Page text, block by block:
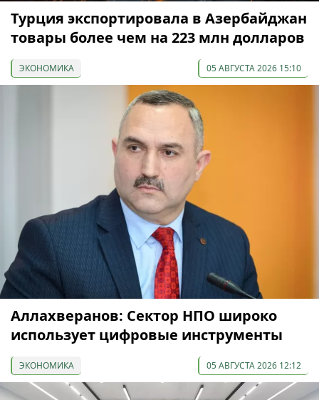
Турция экспортировала в Азербайджан
товары более чем на 223 млн долларов
ЭКОНОМИКА 05 АВГУСТА 2026 15:10
Аллахверанов: Сектор НПО широко
использует цифровые инструменты
ЭКОНОМИКА 05 АВГУСТА 2026 12:12